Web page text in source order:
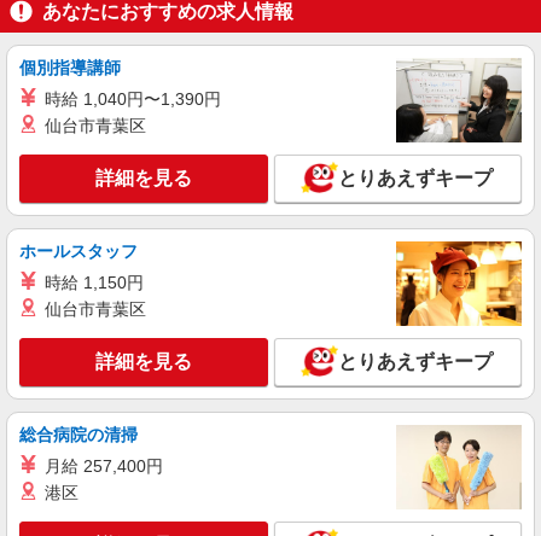
あなたにおすすめの求人情報
個別指導講師
時給 1,040円〜1,390円
仙台市青葉区
詳細を見る とりあえずキープ
ホールスタッフ
時給 1,150円
仙台市青葉区
詳細を見る とりあえずキープ
総合病院の清掃
月給 257,400円
港区